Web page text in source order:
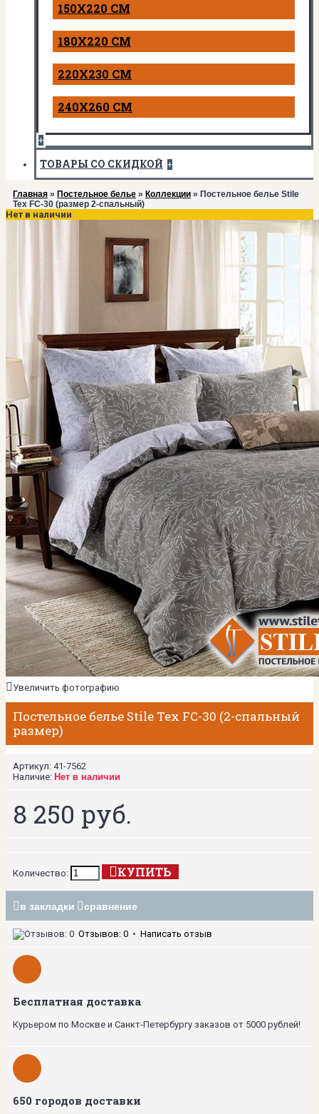
150Х220 СМ
180Х220 СМ
220Х230 СМ
240Х260 СМ
+
ТОВАРЫ СО СКИДКОЙ +
Главная » Постельное белье » Коллекции » Постельное белье Stile
Tex FC-30 (размер 2-спальный)
Нет в наличии
Увеличить фотографию
Постельное белье Stile Tex FC-30 (2-спальный
размер)
Артикул: 41-7562
Наличие: Нет в наличии
8 250 руб.
Количество: КУПИТЬ
в закладки сравнение
Отзывов: 0 • Написать отзыв
Бесплатная доставка
Курьером по Москве и Санкт-Петербургу заказов от 5000 рублей!
650 городов доставки